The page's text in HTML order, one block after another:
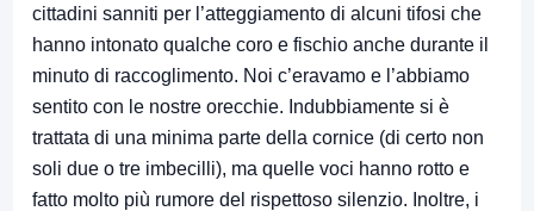
cittadini sanniti per l’atteggiamento di alcuni tifosi che
hanno intonato qualche coro e fischio anche durante il
minuto di raccoglimento. Noi c’eravamo e l’abbiamo
sentito con le nostre orecchie. Indubbiamente si è
trattata di una minima parte della cornice (di certo non
soli due o tre imbecilli), ma quelle voci hanno rotto e
fatto molto più rumore del rispettoso silenzio. Inoltre, i